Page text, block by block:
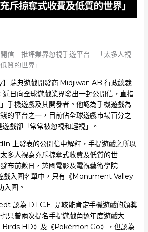
開信 批評業界忽視手遊平台 「太多人視
質的世界」
】瑞典遊戲開發商 Midjiwan AB 行政總裁
日向全球遊戲業界發出一封公開信，直指
手機遊戲及其開發者。他認為手機遊戲為
的平台之一，目前佔全球遊戲市場百分之
戲卻「常常被忽視和輕視」。
上發表的公開信中解釋，手提遊戲之所以
多人視為充斥掠奪式收費及低質的世
布前數日，英國電影及電視藝術學院
戲入圍名單中，只有《Monument Valley
入圍。
認為 D.I.C.E. 是較能肯定手機遊戲的頒獎
只曾兩次提名手提遊戲角逐年度遊戲大
Birds HD》及《Pokémon Go》，但認為